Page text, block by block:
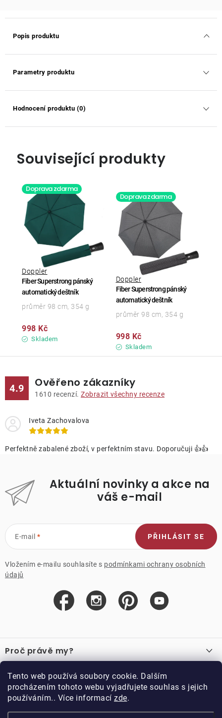
Tento web používá soubory cookie. Dalším
procházením tohoto webu vyjadřujete souhlas s jejich
používáním.. Více informací zde.
Popis produktu
Parametry produktu
Hodnocení produktu (0)
Související produkty
Doprava zdarma
Fiber Superstrong pánský
automatický deštník
Doppler
Skladem
998 Kč
průměr 98 cm, 354 g
Doprava zdarma
Fiber Superstrong pánský
automatický deštník
Doppler
Skladem
998 Kč
průměr 98 cm, 354 g
4.9 Ověřeno zákazníky
1610 recenzí. Zobrazit všechny recenze
Iveta Zachovalova
Perfektně zabalené zboží, v perfektním stavu. Doporučuji 👍👍
Aktuální novinky a akce na
váš e-mail
E-mail
Vložením e-mailu souhlasíte s podmínkami ochrany osobních
údajů
PŘIHLÁSIT SE
á
p
a
Proč právě my?
Recenze
Důležité odkazy
Velkoobchod
Vzorková prodejna
O nákupu